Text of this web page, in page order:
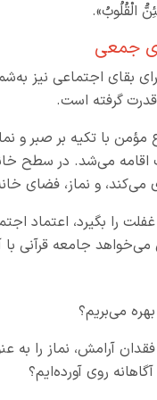
الْقُلُوبُ».
جمعی
بقای اجتماعی نیز
گرفته است.
با تکیه بر صبر و
می‌شد. در سطح
می‌کند، و نماز، فضای
را بگیرد، اعتماد
جامعه قرآنی با
می‌بریم؟
آرامش، نماز را به
روی آورده‌ایم؟